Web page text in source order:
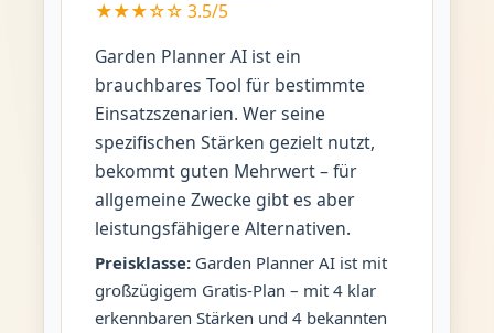
★★★☆☆ 3.5/5
Garden Planner AI ist ein
brauchbares Tool für bestimmte
Einsatzszenarien. Wer seine
spezifischen Stärken gezielt nutzt,
bekommt guten Mehrwert – für
allgemeine Zwecke gibt es aber
leistungsfähigere Alternativen.
Preisklasse:Garden Planner AI ist mit
großzügigem Gratis-Plan – mit 4 klar
erkennbaren Stärken und 4 bekannten